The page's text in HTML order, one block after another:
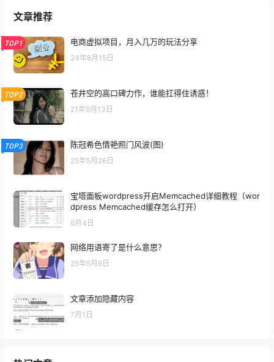
文章推荐
TOP1 电商虚拟项目，月入几万的玩法分享
24年8月15日
TOP2 苍井空的高口碑力作，谁能扛得住诱惑！
21年9月13日
TOP3 陈冠希色情艳照门风波(图)
25年5月26日
宝塔面板wordpress开启Memcached详细教程（wor
dpress Memcached缓存怎么打开）
6月4日
网络用语寄了是什么意思？
25年5月6日
文章添加隐藏内容
7月1日